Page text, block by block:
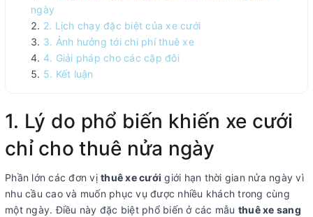
ngày
2. Lịch chạy đặc biệt của xe cưới
3. Ảnh hưởng tới chi phí thuê xe
4. Giải pháp cho các cặp đôi
5. Kết luận
1. Lý do phổ biến khiến xe cưới
chỉ cho thuê nửa ngày
Phần lớn các đơn vị thuê xe cưới giới hạn thời gian nửa ngày vì
nhu cầu cao và muốn phục vụ được nhiều khách trong cùng
một ngày. Điều này đặc biệt phổ biến ở các mẫu thuê xe sang